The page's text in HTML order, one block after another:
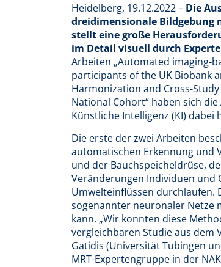
Heidelberg, 19.12.2022 – Die
dreidimensionale Bildgebung
stellt eine große
im Detail visuell durch
Arbeiten „Automated imaging-
participants of the UK Biobank
Harmonization and Cross-
National Cohort“ haben sich
Künstliche Intelligenz (KI) dabei
Die erste der zwei Arbeiten
automatischen Erkennung und
und der Bauchspeicheldrüse,
Veränderungen Individuen und
Umwelteinflüssen durchlaufen.
sogenannter neuronaler Netze
kann. „Wir konnten diese
vergleichbaren Studie aus dem
Gatidis (Universität Tübingen
MRT-Expertengruppe in der